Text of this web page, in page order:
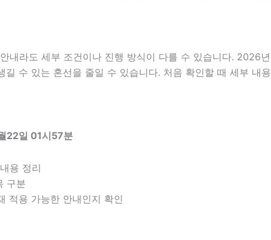
내라도 세부 조건이나 진행 방식이 다를 수 있습니다.
수 있는 혼선을 줄일 수 있습니다. 처음 확인할 때 세부 내
22일 01시57분
용 정리
구분
적용 가능한 안내인지 확인